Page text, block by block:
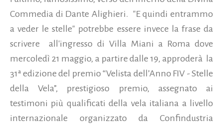
Commedia di Dante Alighieri. "E quindi entrammo
a veder le stelle" potrebbe essere invece la frase da
scrivere all'ingresso di Villa Miani a Roma dove
mercoledì 21 maggio, a partire dalle 19, approderà la
31ª edizione del premio “Velista dell’Anno FIV - Stelle
della Vela”, prestigioso premio, assegnato ai
testimoni più qualificati della vela italiana a livello
internazionale organizzato da Confindustria